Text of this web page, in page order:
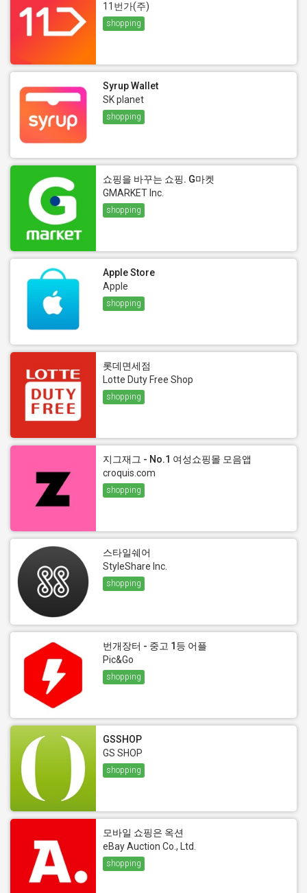
11번가(주)
shopping
Syrup Wallet
SK planet
shopping
쇼핑을 바꾸는 쇼핑. G마켓
GMARKET Inc.
shopping
Apple Store
Apple
shopping
롯데면세점
Lotte Duty Free Shop
shopping
지그재그 - No.1 여성쇼핑몰 모음앱
croquis.com
shopping
스타일쉐어
StyleShare Inc.
shopping
번개장터 - 중고 1등 어플
Pic&Go
shopping
GSSHOP
GS SHOP
shopping
모바일 쇼핑은 옥션
eBay Auction Co., Ltd.
shopping